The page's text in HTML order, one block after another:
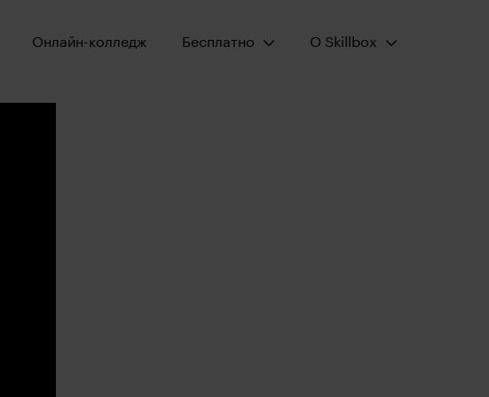
Онлайн-колледж Открыть меню:
Бесплатно Открыть меню:
О Skillbox